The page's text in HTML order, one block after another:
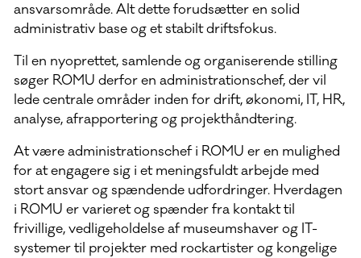
ansvarsområde. Alt dette forudsætter en solid
administrativ base og et stabilt driftsfokus.
Til en nyoprettet, samlende og organiserende stilling
søger ROMU derfor en administrationschef, der vil
lede centrale områder inden for drift, økonomi, IT, HR,
analyse, afrapportering og projekthåndtering.
At være administrationschef i ROMU er en mulighed
for at engagere sig i et meningsfuldt arbejde med
stort ansvar og spændende udfordringer. Hverdagen
i ROMU er varieret og spænder fra kontakt til
frivillige, vedligeholdelse af museumshaver og IT-
systemer til projekter med rockartister og kongelige